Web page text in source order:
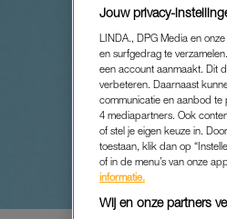
Jouw privacy-
LINDA., DPG Media en onze
en surfgedrag te
een account aanmaakt. Dit
verbeteren. Daarnaast
communicatie en aanbod te
4 mediapartners. Ook
of stel je eigen keuze in.
toestaan, klik dan op
of in de menu’s van onze
informatie.
Wij en onze partners